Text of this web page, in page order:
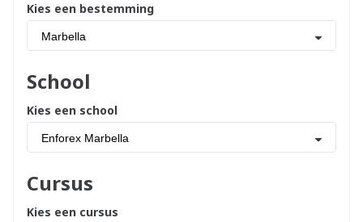
Kies een bestemming
Marbella
School
Kies een school
Enforex Marbella
Cursus
Kies een cursus